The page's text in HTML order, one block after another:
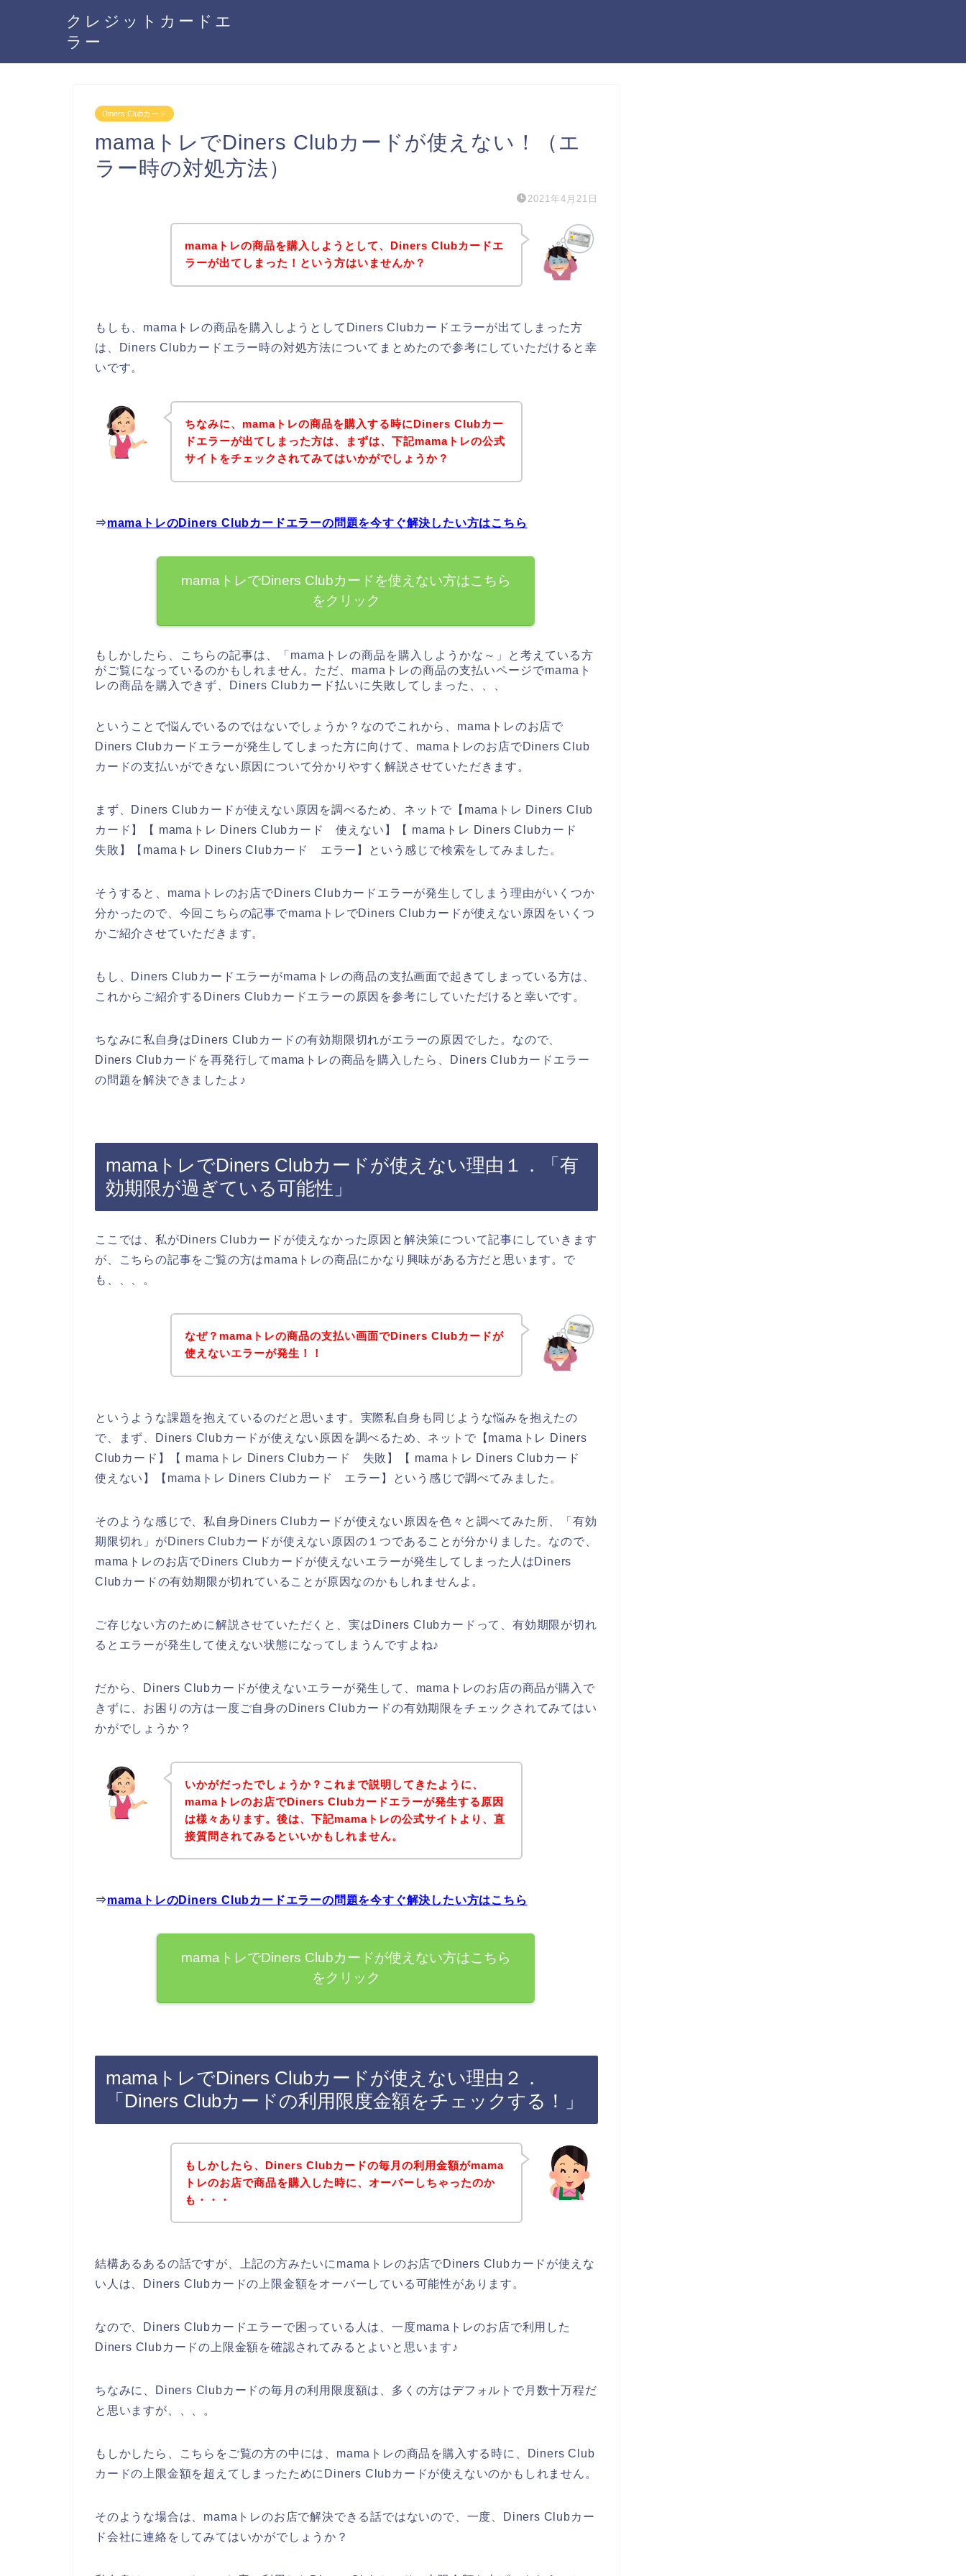
クレジットカードエ
ラー
Diners Clubカード
mamaトレでDiners Clubカードが使えない！（エ
ラー時の対処方法）
2021年4月21日
mamaトレの商品を購入しようとして、Diners Clubカードエ
ラーが出てしまった！という方はいませんか？
もしも、mamaトレの商品を購入しようとしてDiners Clubカードエラーが出てしまった方
は、Diners Clubカードエラー時の対処方法についてまとめたので参考にしていただけると幸
いです。
ちなみに、mamaトレの商品を購入する時にDiners Clubカー
ドエラーが出てしまった方は、まずは、下記mamaトレの公式
サイトをチェックされてみてはいかがでしょうか？
⇒mamaトレのDiners Clubカードエラーの問題を今すぐ解決したい方はこちら
mamaトレでDiners Clubカードを使えない方はこちら
をクリック
もしかしたら、こちらの記事は、「mamaトレの商品を購入しようかな～」と考えている方
がご覧になっているのかもしれません。ただ、mamaトレの商品の支払いページでmamaト
レの商品を購入できず、Diners Clubカード払いに失敗してしまった、、、
ということで悩んでいるのではないでしょうか？なのでこれから、mamaトレのお店で
Diners Clubカードエラーが発生してしまった方に向けて、mamaトレのお店でDiners Club
カードの支払いができない原因について分かりやすく解説させていただきます。
まず、Diners Clubカードが使えない原因を調べるため、ネットで【mamaトレ Diners Club
カード】【 mamaトレ Diners Clubカード 使えない】【 mamaトレ Diners Clubカード
失敗】【mamaトレ Diners Clubカード エラー】という感じで検索をしてみました。
そうすると、mamaトレのお店でDiners Clubカードエラーが発生してしまう理由がいくつか
分かったので、今回こちらの記事でmamaトレでDiners Clubカードが使えない原因をいくつ
かご紹介させていただきます。
もし、Diners Clubカードエラーがmamaトレの商品の支払画面で起きてしまっている方は、
これからご紹介するDiners Clubカードエラーの原因を参考にしていただけると幸いです。
ちなみに私自身はDiners Clubカードの有効期限切れがエラーの原因でした。なので、
Diners Clubカードを再発行してmamaトレの商品を購入したら、Diners Clubカードエラー
の問題を解決できましたよ♪
mamaトレでDiners Clubカードが使えない理由１．「有
効期限が過ぎている可能性」
ここでは、私がDiners Clubカードが使えなかった原因と解決策について記事にしていきます
が、こちらの記事をご覧の方はmamaトレの商品にかなり興味がある方だと思います。で
も、、、。
なぜ？mamaトレの商品の支払い画面でDiners Clubカードが
使えないエラーが発生！！
というような課題を抱えているのだと思います。実際私自身も同じような悩みを抱えたの
で、まず、Diners Clubカードが使えない原因を調べるため、ネットで【mamaトレ Diners
Clubカード】【 mamaトレ Diners Clubカード 失敗】【 mamaトレ Diners Clubカード
使えない】【mamaトレ Diners Clubカード エラー】という感じで調べてみました。
そのような感じで、私自身Diners Clubカードが使えない原因を色々と調べてみた所、「有効
期限切れ」がDiners Clubカードが使えない原因の１つであることが分かりました。なので、
mamaトレのお店でDiners Clubカードが使えないエラーが発生してしまった人はDiners
Clubカードの有効期限が切れていることが原因なのかもしれませんよ。
ご存じない方のために解説させていただくと、実はDiners Clubカードって、有効期限が切れ
るとエラーが発生して使えない状態になってしまうんですよね♪
だから、Diners Clubカードが使えないエラーが発生して、mamaトレのお店の商品が購入で
きずに、お困りの方は一度ご自身のDiners Clubカードの有効期限をチェックされてみてはい
かがでしょうか？
いかがだったでしょうか？これまで説明してきたように、
mamaトレのお店でDiners Clubカードエラーが発生する原因
は様々あります。後は、下記mamaトレの公式サイトより、直
接質問されてみるといいかもしれません。
⇒mamaトレのDiners Clubカードエラーの問題を今すぐ解決したい方はこちら
mamaトレでDiners Clubカードが使えない方はこちら
をクリック
mamaトレでDiners Clubカードが使えない理由２．
「Diners Clubカードの利用限度金額をチェックする！」
もしかしたら、Diners Clubカードの毎月の利用金額がmama
トレのお店で商品を購入した時に、オーバーしちゃったのか
も・・・
結構あるあるの話ですが、上記の方みたいにmamaトレのお店でDiners Clubカードが使えな
い人は、Diners Clubカードの上限金額をオーバーしている可能性があります。
なので、Diners Clubカードエラーで困っている人は、一度mamaトレのお店で利用した
Diners Clubカードの上限金額を確認されてみるとよいと思います♪
ちなみに、Diners Clubカードの毎月の利用限度額は、多くの方はデフォルトで月数十万程だ
と思いますが、、、。
もしかしたら、こちらをご覧の方の中には、mamaトレの商品を購入する時に、Diners Club
カードの上限金額を超えてしまったためにDiners Clubカードが使えないのかもしれません。
そのような場合は、mamaトレのお店で解決できる話ではないので、一度、Diners Clubカー
ド会社に連絡をしてみてはいかがでしょうか？